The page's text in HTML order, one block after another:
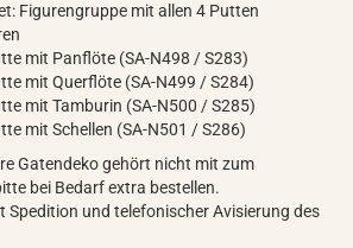
Figurengruppe mit allen 4 Putten
mit Panflöte (SA-N498 / S283)
mit Querflöte (SA-N499 / S284)
mit Tamburin (SA-N500 / S285)
mit Schellen (SA-N501 / S286)
Gatendeko gehört nicht mit zum
bei Bedarf extra bestellen.
Spedition und telefonischer Avisierung des